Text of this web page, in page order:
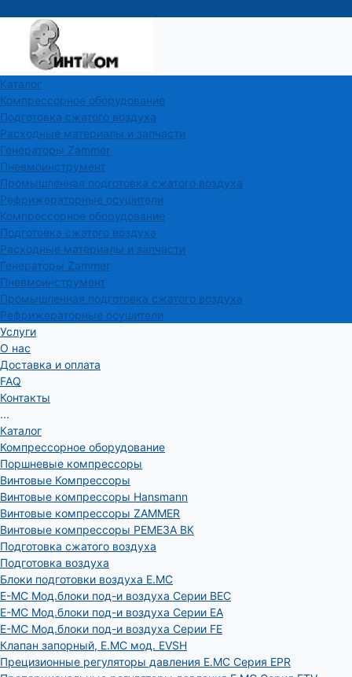
Каталог
Компрессорное оборудование
Подготовка сжатого воздуха
Расходные материалы и запчасти
Генераторы Zammer
Пневмоинструмент
Промышленная подготовка сжатого воздуха
Рефрижераторные осушители
Компрессорное оборудование
Подготовка сжатого воздуха
Расходные материалы и запчасти
Генераторы Zammer
Пневмоинструмент
Промышленная подготовка сжатого воздуха
Рефрижераторные осушители
Услуги
О нас
Доставка и оплата
FAQ
Контакты
...
Каталог
Компрессорное оборудование
Поршневые компрессоры
Винтовые Компрессоры
Винтовые компрессоры Hansmann
Винтовые компрессоры ZAMMER
Винтовые компрессоры РЕМЕЗА ВК
Подготовка сжатого воздуха
Подготовка воздуха
Блоки подготовки воздуха E.MC
E-MC Мод.блоки под-и воздуха Серии BEC
E-MC Мод.блоки под-и воздуха Серии EA
E-MC Мод.блоки под-и воздуха Серии FE
Клапан запорный, E.MC мод. EVSH
Прецизионные регуляторы давления E.MC Серия EPR